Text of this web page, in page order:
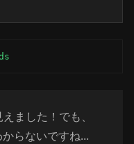
ました！でも、
らないですね...